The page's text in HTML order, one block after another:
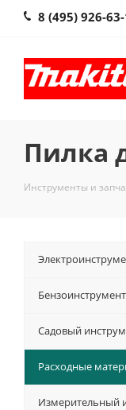
8 (495) 926-
Пилка
Инструменты и
Бензоинструмент
Садовый
Расходные
Измерительный